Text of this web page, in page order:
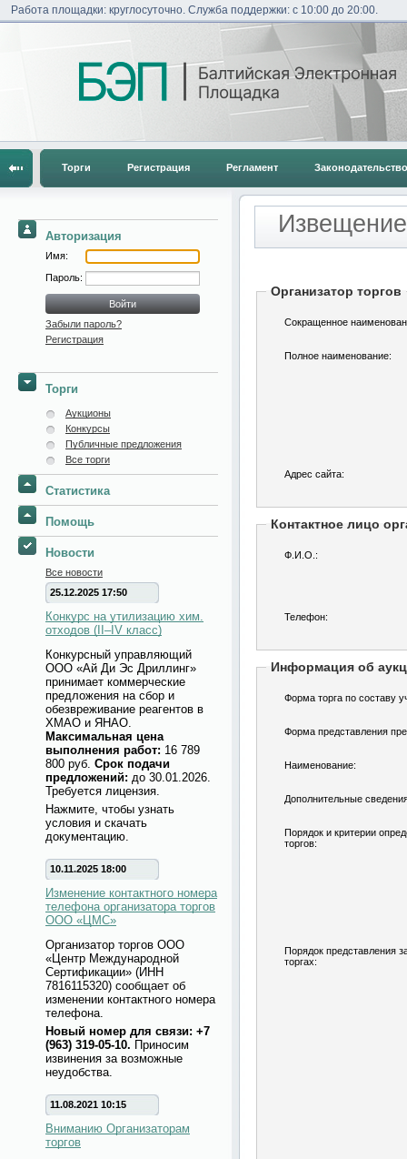
Работа площадки: круглосуточно. Служба поддержки: с 10:00 до 20:00.
Торги Регистрация Регламент Законодательство
Авторизация
Имя:
Пароль:
Забыли пароль?
Регистрация
Торги
Аукционы
Конкурсы
Публичные предложения
Все торги
Статистика
Помощь
Новости
Все новости
25.12.2025 17:50
Конкурс на утилизацию хим.
отходов (II–IV класс)
Конкурсный управляющий
ООО «Ай Ди Эс Дриллинг»
принимает коммерческие
предложения на сбор и
обезвреживание реагентов в
ХМАО и ЯНАО.
Максимальная цена
выполнения работ: 16 789
800 руб. Срок подачи
предложений: до 30.01.2026.
Требуется лицензия.
Нажмите, чтобы узнать
условия и скачать
документацию.
10.11.2025 18:00
Изменение контактного номера
телефона организатора торгов
ООО «ЦМС»
Организатор торгов ООО
«Центр Международной
Сертификации» (ИНН
7816115320) сообщает об
изменении контактного номера
телефона.
Новый номер для связи: +7
(963) 319-05-10. Приносим
извинения за возможные
неудобства.
11.08.2021 10:15
Вниманию Организаторам
торгов
Организатор торгов
Сокращенное
Полное наименование:
Адрес сайта:
Контактное лицо
Ф.И.О.:
Телефон:
Информация об
Форма торга по составу
Форма представления
Наименование:
Дополнительные
Порядок и критерии
торгов:
Порядок представления
торгах: